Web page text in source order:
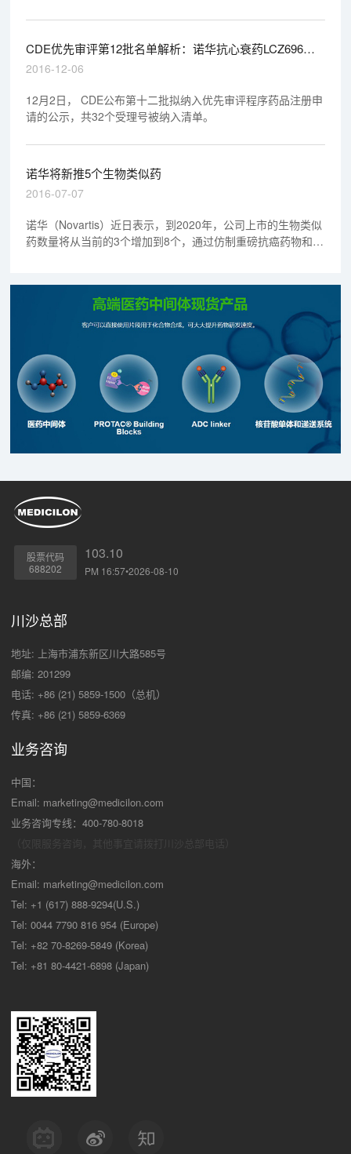
CDE优先审评第12批名单解析：诺华抗心衰药LCZ696入
围是最大亮点
2016-12-06
12月2日， CDE公布第十二批拟纳入优先审评程序药品注册申
请的公示，共32个受理号被纳入清单。
诺华将新推5个生物类似药
2016-07-07
诺华（Novartis）近日表示，到2020年，公司上市的生物类似
药数量将从当前的3个增加到8个，通过仿制重磅抗癌药物和免
股票代码
688202
103.10
PM 16:57•2026-08-10
川沙总部
地址: 上海市浦东新区川大路585号
邮编: 201299
电话: +86 (21) 5859-1500（总机）
传真: +86 (21) 5859-6369
业务咨询
中国：
Email: marketing@medicilon.com
业务咨询专线：400-780-8018
海外：
Email: marketing@medicilon.com
Tel: +1 (617) 888-9294(U.S.)
Tel: 0044 7790 816 954 (Europe)
Tel: +82 70-8269-5849 (Korea)
Tel: +81 80-4421-6898 (Japan)